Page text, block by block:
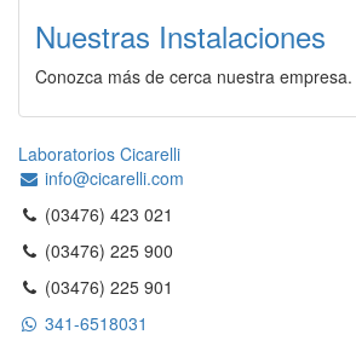
Nuestras Instalaciones
Conozca más de cerca nuestra empresa.
Laboratorios Cicarelli
info@cicarelli.com
(03476) 423 021
(03476) 225 900
(03476) 225 901
341-6518031